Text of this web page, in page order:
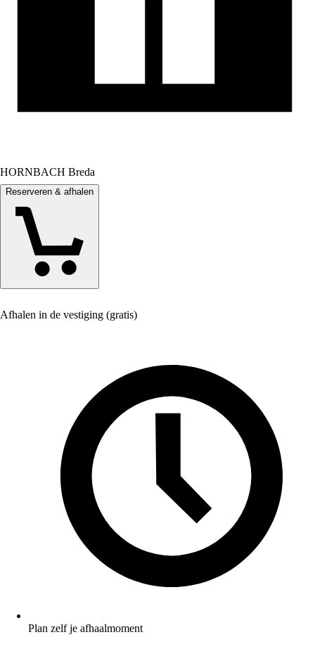
HORNBACH Breda
Reserveren & afhalen
Afhalen in de vestiging (gratis)
Plan zelf je afhaalmoment